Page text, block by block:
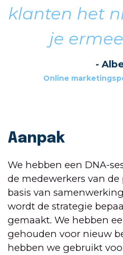
klanten het
je
-
Online
Aanpak
We hebben een DNA-
de medewerkers van de
basis van
wordt de strategie
gemaakt. We hebben
gehouden voor nieuw
hebben we gebruikt